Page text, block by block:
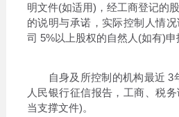
明文件(如适用)，经工商登记的
的说明与承诺，实际控制人情
司 5%以上股权的自然人(如有)申
自身及所控制的机构最近 3
人民银行征信报告，工商、税
当支撑文件)。